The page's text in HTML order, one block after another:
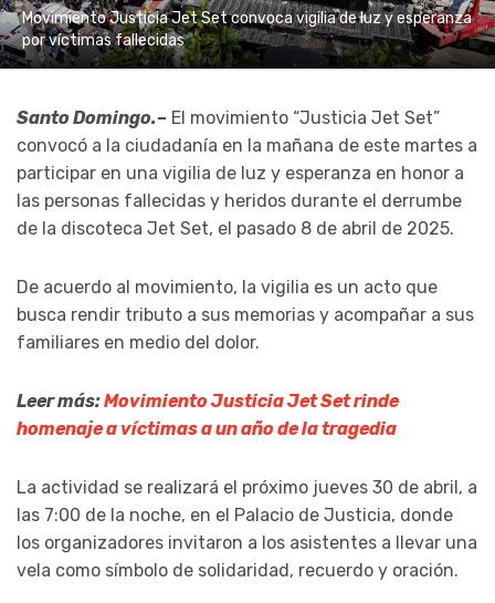
Movimiento Justicia Jet Set convoca vigilia de luz y esperanza
por víctimas fallecidas
Santo Domingo.– El movimiento “Justicia Jet Set”
convocó a la ciudadanía en la mañana de este martes a
participar en una vigilia de luz y esperanza en honor a
las personas fallecidas y heridos durante el derrumbe
de la discoteca Jet Set, el pasado 8 de abril de 2025.
De acuerdo al movimiento, la vigilia es un acto que
busca rendir tributo a sus memorias y acompañar a sus
familiares en medio del dolor.
Leer más:Movimiento Justicia Jet Set rinde
homenaje a víctimas a un año de la tragedia
La actividad se realizará el próximo jueves 30 de abril, a
las 7:00 de la noche, en el Palacio de Justicia, donde
los organizadores invitaron a los asistentes a llevar una
vela como símbolo de solidaridad, recuerdo y oración.